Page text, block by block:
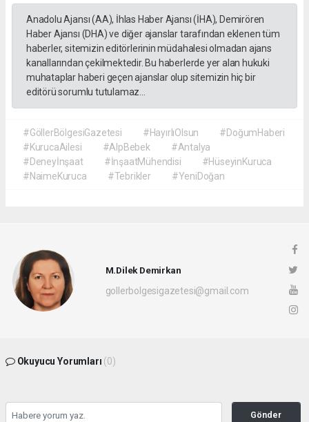
Anadolu Ajansı (AA), İhlas Haber Ajansı (İHA), Demirören
Haber Ajansı (DHA) ve diğer ajanslar tarafından eklenen tüm
haberler, sitemizin editörlerinin müdahalesi olmadan ajans
kanallarından çekilmektedir. Bu haberlerde yer alan hukuki
muhataplar haberi geçen ajanslar olup sitemizin hiç bir
editörü sorumlu tutulamaz...
#GöllerBölgesiGazetesi #HayırlıOlsun
#DoğumHaberi
#KurucaAilesi
#AlpBebek
#Antalya
#Deneyİnşaat
#İnşaatMühendisi
#HüseyinKuruca
#NaimeKuruca
#Tebrikler #YeniDoğan
M.Dilek Demirkan
gollerbolgesigazetesi@gmail.com
Okuyucu Yorumları (0)
Gönder